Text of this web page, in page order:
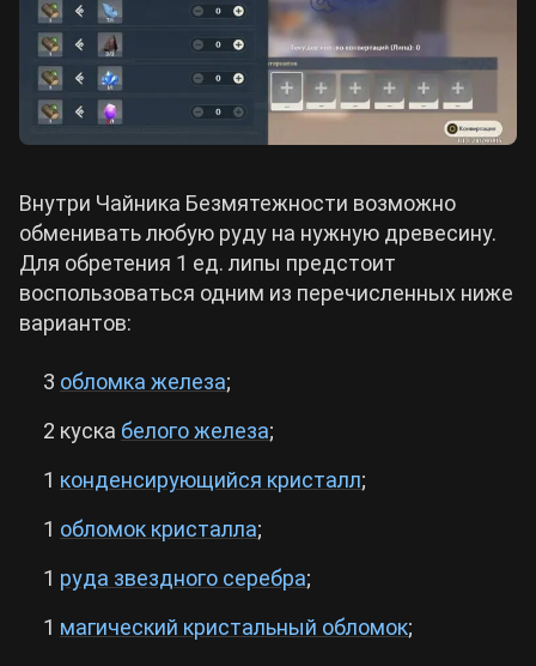
Внутри Чайника Безмятежности возможно
обменивать любую руду на нужную древесину.
Для обретения 1 ед. липы предстоит
воспользоваться одним из перечисленных ниже
вариантов:
3 обломка железа;
2 куска белого железа;
1 конденсирующийся кристалл;
1 обломок кристалла;
1 руда звездного серебра;
1 магический кристальный обломок;